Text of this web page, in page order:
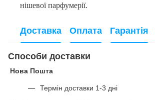
нішевої парфумерії.
Доставка Оплата Гарантія
Способи доставки
Нова Пошта
Термін доставки 1-3 дні